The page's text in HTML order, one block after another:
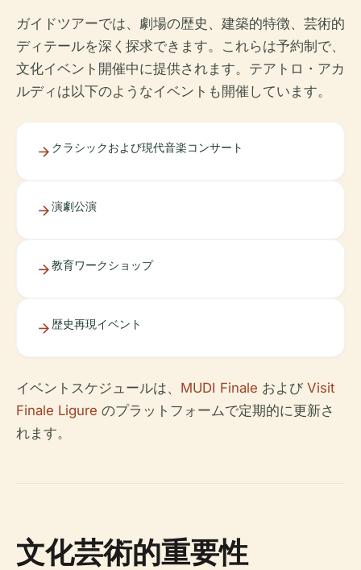
ガイドツアーでは、劇場の歴史、建築的特徴、芸術的
ディテールを深く探求できます。これらは予約制で、
文化イベント開催中に提供されます。テアトロ・アカ
ルディは以下のようなイベントも開催しています。
クラシックおよび現代音楽コンサート
演劇公演
教育ワークショップ
歴史再現イベント
イベントスケジュールは、 MUDI Finale および Visit
Finale Ligure のプラットフォームで定期的に更新さ
れます。
文化芸術的重要性